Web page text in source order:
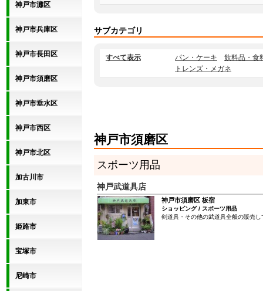
神戸市灘区
神戸市兵庫区
神戸市長田区
神戸市須磨区
神戸市垂水区
神戸市西区
神戸市北区
加古川市
加東市
姫路市
宝塚市
尼崎市
サブカテゴリ
すべて表示 パン・ケーキ
飲料品・食
トレンズ・メガネ
神戸市須磨区
スポーツ用品
神戸武道具店
神戸市須磨区 板宿
ショッピング / スポーツ用品
剣道具・その他の武道具全般の販売し